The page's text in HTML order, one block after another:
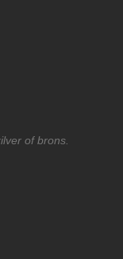
of brons.